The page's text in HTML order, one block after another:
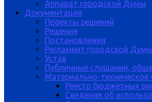
Аппарат городской Думы
Документация
Проекты решений
Решения
Постановления
Регламент городской
Устав
Публичные слушания,
Материально-техническое
Реестр бюджетных
Сведения об